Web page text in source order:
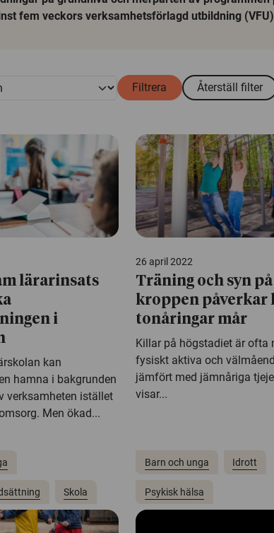
fem veckors verksamhetsförlagd utbildning
Filtrera
Återställ filter
lärarinsats
i
kan
hamna i bakgrunden
verksamheten istället
Men ökad...
Skola
26 april 2022
Träning och syn på
kroppen påverkar
tonåringar mår
Killar på högstadiet är ofta
fysiskt aktiva och
jämfört med jämnåriga
visar...
Barn och unga Idrott
Psykisk hälsa